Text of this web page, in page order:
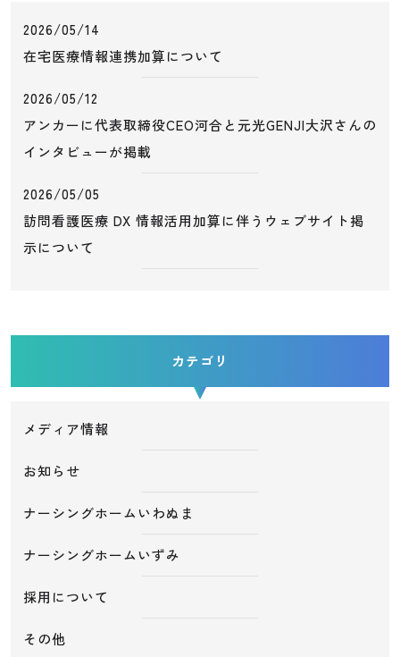
2026/05/14
在宅医療情報連携加算について
2026/05/12
アンカーに代表取締役CEO河合と元光GENJI大沢さんの
インタビューが掲載
2026/05/05
訪問看護医療 DX 情報活用加算に伴うウェブサイト掲
示について
カテゴリ
メディア情報
お知らせ
ナーシングホームいわぬま
ナーシングホームいずみ
採用について
その他